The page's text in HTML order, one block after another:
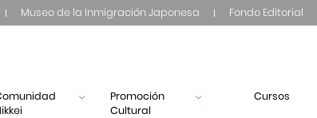
Museo de la Inmigración Japonesa Fondo Editorial
Promoción
Cultural
Cursos